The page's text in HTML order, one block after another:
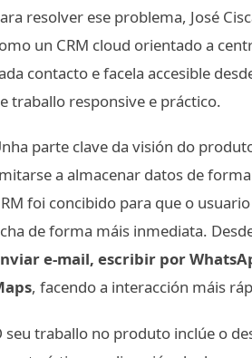
resolver ese problema, José
un CRM cloud orientado a
contacto e facela accesible
traballo responsive e práctico.
parte clave da visión do
a almacenar datos de
foi concibido para que o
de forma máis inmediata.
e-mail, escribir por
, facendo a interacción máis
seu traballo no produto inclúe o